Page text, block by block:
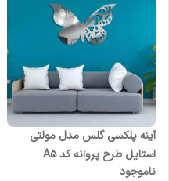
آینه پلکسی گلس مدل مولتی
استایل طرح پروانه کد A5
ناموجود